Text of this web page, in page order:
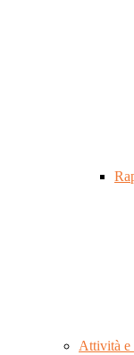
Attività e